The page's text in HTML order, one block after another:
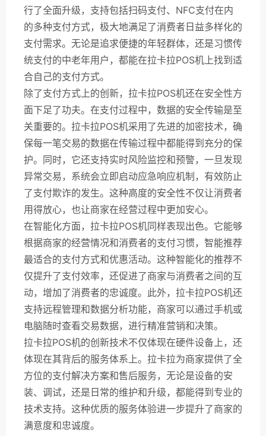
行了全面升级，支持包括扫码支付、NFC支付在内
的多种支付方式，极大地满足了消费者日益多样化的
支付需求。无论是追求便捷的年轻群体，还是习惯传
统支付的中老年用户，都能在拉卡拉POS机上找到适
合自己的支付方式。
除了支付方式上的创新，拉卡拉POS机还在安全性方
面下足了功夫。在支付过程中，数据的安全传输是至
关重要的。拉卡拉POS机采用了先进的加密技术，确
保每一笔交易的数据在传输过程中都能得到充分的保
护。同时，它还支持实时风险监控和预警，一旦发现
异常交易，系统会立即启动应急响应机制，有效防止
了支付欺诈的发生。这种高度的安全性不仅让消费者
用得放心，也让商家在经营过程中更加安心。
在智能化方面，拉卡拉POS机同样表现出色。它能够
根据商家的经营情况和消费者的支付习惯，智能推荐
最适合的支付方式和优惠活动。这种智能化的推荐不
仅提升了支付效率，还促进了商家与消费者之间的互
动，增加了消费者的忠诚度。此外，拉卡拉POS机还
支持远程管理和数据分析功能，商家可以通过手机或
电脑随时查看交易数据，进行精准营销和决策。
拉卡拉POS机的创新技术不仅体现在硬件设备上，还
体现在其背后的服务体系上。拉卡拉为商家提供了全
方位的支付解决方案和售后服务，无论是设备的安
装、调试，还是日常的维护和升级，都能得到专业的
技术支持。这种优质的服务体验进一步提升了商家的
满意度和忠诚度。